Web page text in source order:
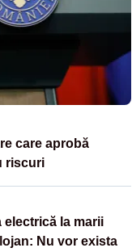
care aprobă
riscuri
electrică la marii
Nu vor exista